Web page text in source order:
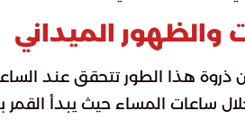
والظهور الميداني
ساعات المساء حيث يبدأ القمر